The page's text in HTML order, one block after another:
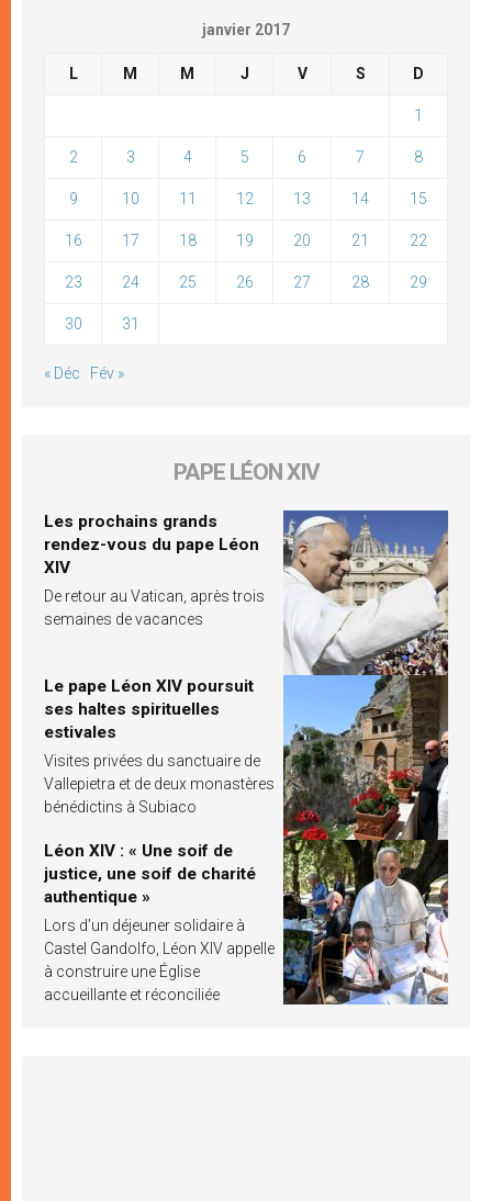
janvier 2017
L M M J V S D
1
2 3 4 5 6 7 8
9 10 11 12 13 14 15
16 17 18 19 20 21 22
23 24 25 26 27 28 29
30 31
« Déc Fév »
PAPE LÉON XIV
Les prochains grands
rendez-vous du pape Léon
XIV
De retour au Vatican, après trois
semaines de vacances
Le pape Léon XIV poursuit
ses haltes spirituelles
estivales
Visites privées du sanctuaire de
Vallepietra et de deux monastères
bénédictins à Subiaco
Léon XIV : « Une soif de
justice, une soif de charité
authentique »
Lors d’un déjeuner solidaire à
Castel Gandolfo, Léon XIV appelle
à construire une Église
accueillante et réconciliée